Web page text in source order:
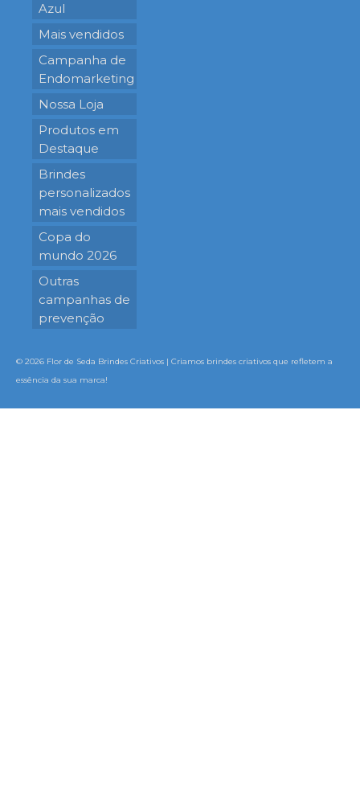
Azul
Mais vendidos
Campanha de
Endomarketing
Nossa Loja
Produtos em
Destaque
Brindes
personalizados
mais vendidos
Copa do
mundo 2026
Outras
campanhas de
prevenção
© 2026 Flor de Seda Brindes Criativos | Criamos brindes criativos que refletem a
essência da sua marca!